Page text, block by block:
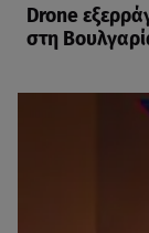
Drone
στη